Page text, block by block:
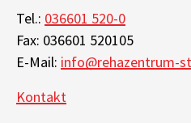
Tel.: 036601 520-0
Fax: 036601 520105
E-Mail: info@rehazentrum-
Kontakt